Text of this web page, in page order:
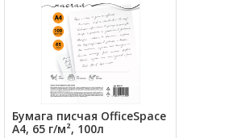
Бумага писчая OfficeSpace
А4, 65 г/м², 100л